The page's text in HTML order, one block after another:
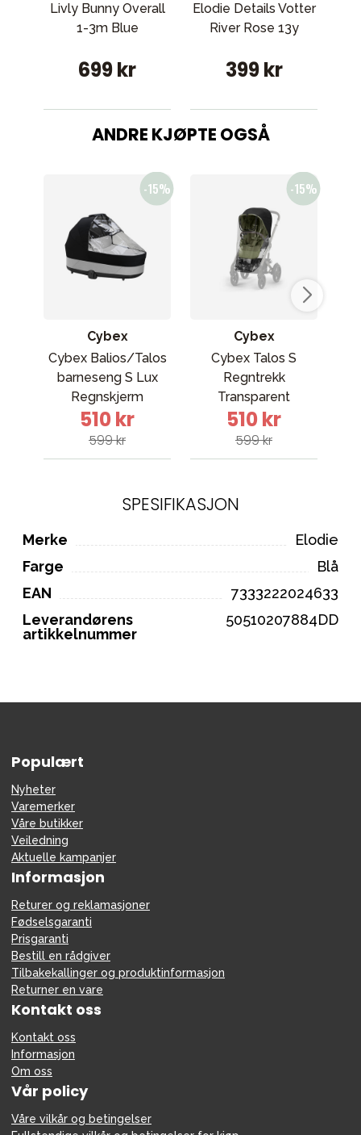
Livly Bunny Overall
1-3m Blue
699 kr
Elodie Details Votter
River Rose 13y
399 kr
ANDRE KJØPTE OGSÅ
Cybex
Cybex Balios/Talos
barneseng S Lux
Regnskjerm
510 kr
599 kr
Cybex
Cybex Talos S
Regntrekk
Transparent
510 kr
599 kr
SPESIFIKASJON
Merke
Elodie
Farge
Blå
EAN
7333222024633
Leverandørens
artikkelnummer
50510207884DD
Populært
Nyheter
Varemerker
Våre butikker
Veiledning
Aktuelle kampanjer
Informasjon
Returer og reklamasjoner
Fødselsgaranti
Prisgaranti
Bestill en rådgiver
Tilbakekallinger og produktinformasjon
Returner en vare
Kontakt oss
Kontakt oss
Informasjon
Om oss
Vår policy
Våre vilkår og betingelser